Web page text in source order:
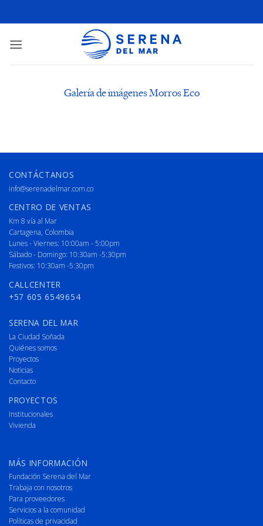
Galería de imágenes Morros Eco
CONTÁCTANOS
info@serenadelmar.com.co
CENTRO DE VENTAS
Km 8 vía al Mar
Cartagena, Colombia
Lunes - Viernes: 10:00am - 5:00pm
Sábado - Domingo: 10:30am -5:30pm
Festivos: 10:30am -5:30pm
CALLCENTER
+57 605 6549654
SERENA DEL MAR
La Ciudad Soñada
Quiénes somos
Proyectos
Noticias
Contacto
PROYECTOS
Institucionales
Vivienda
MÁS INFORMACIÓN
Fundación Serena del Mar
Trabaja con nosotros
Para proveedores
Servicios a la comunidad
Políticas de privacidad